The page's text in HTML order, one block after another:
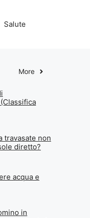
Salute
More
travasate non
diretto?
acqua e
in